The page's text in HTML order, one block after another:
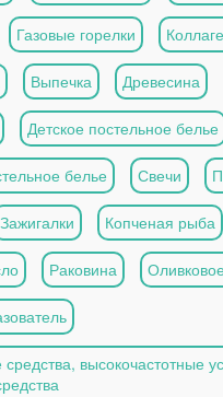
Газовые горелки
Выпечка Древесина
Детское постельное белье
белье Свечи
Зажигалки Копченая рыба
Раковина
высокочастотные